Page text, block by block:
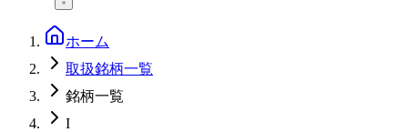
ホーム
取扱銘柄一覧
銘柄一覧
I